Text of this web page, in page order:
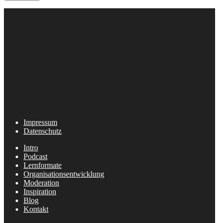
Impressum
Datenschutz
Intro
Podcast
Lernformate
Organisationsentwicklung
Moderation
Inspiration
Blog
Kontakt